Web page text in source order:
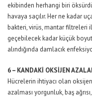
ekibinden herhangi biri
havaya saçılır. Her ne kadar
bakteri, virüs, mantar filtreleri
geçebilecek kadar küçük
alındığında damlacık
6 – KANDAKİ OKSİJEN
Hücrelerin ihtiyacı olan
azalması yorgunluk, baş